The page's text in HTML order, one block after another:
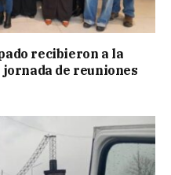
recibieron a la
de reuniones